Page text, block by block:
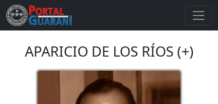
APARICIO DE LOS RÍOS (+)